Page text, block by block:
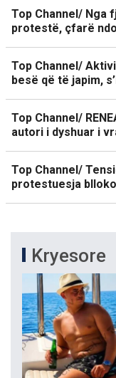
Top Channel/ Nga
protestë, çfarë
Top Channel/
besë që të japim,
Top Channel/
autori i dyshuar i
Top Channel/
protestuesja
Kryesore